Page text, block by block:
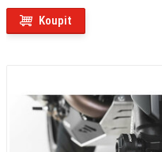
Koupit